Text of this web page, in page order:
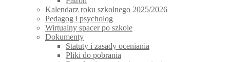
Kalendarz roku szkolnego 2025/2026
Pedagog i psycholog
Wirtualny spacer po szkole
Dokumenty
Statuty i zasady oceniania
Pliki do pobrania